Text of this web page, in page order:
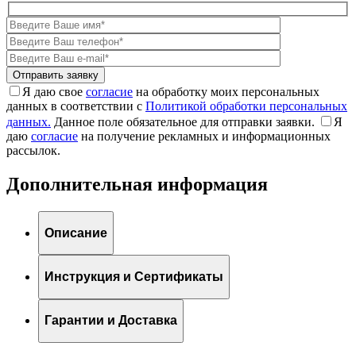
Я даю свое согласие на обработку моих персональных
данных в соответствии с Политикой обработки персональных
данных. Данное поле обязательное для отправки заявки.
Я
даю согласие на получение рекламных и информационных
рассылок.
Дополнительная информация
Описание
Инструкция и Сертификаты
Гарантии и Доставка